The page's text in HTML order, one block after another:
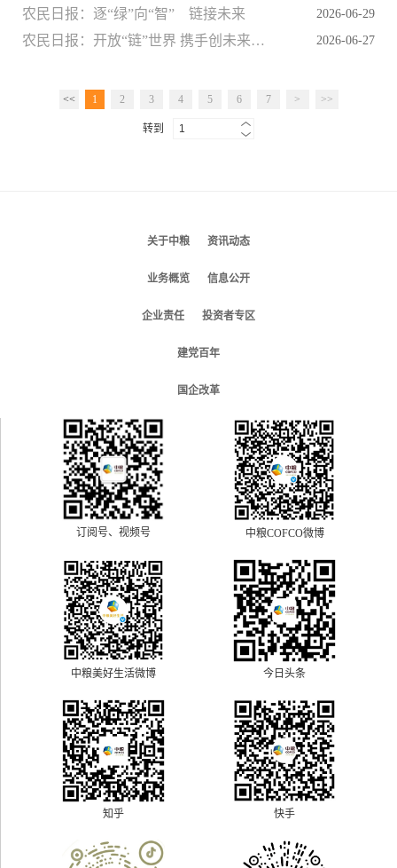
农民日报：逐“绿”向“智” 链接未来 2026-06-29
农民日报：开放“链”世界 携手创未来——第四届中国国际供应链促进博览会成果丰硕 2026-06-27
<< 1 2 3 4 5 6 7 > >>
转到
关于中粮 资讯动态
业务概览 信息公开
企业责任 投资者专区
建党百年
国企改革
订阅号、视频号 中粮COFCO微博
中粮美好生活微博 今日头条
知乎 快手